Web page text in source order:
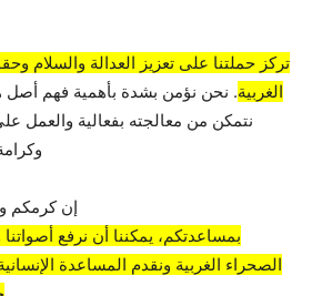
تركز حملتنا على تعزيز العدالة والسلام
الغربية. نحن نؤمن بشدة بأهمية فهم أصل
نتمكن من معالجته بفعالية والعمل
إن كرمكم
بمساعدتكم، يمكننا أن نرفع
الصحراء الغربية ونقدم المساعدة